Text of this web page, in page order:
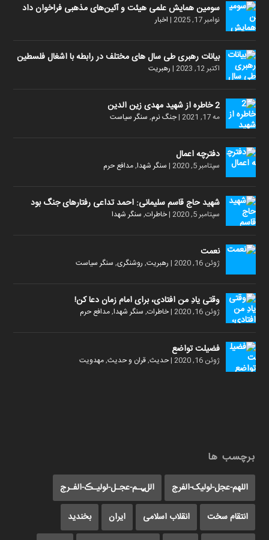
سومین همایش علمی هیئت و آئین‌های مذهبی فراخوان داد
نوامبر 17, 2025 | اخبار
بیانات رهبری طی سال های مختلف در رابطه با اشغال فلسطین
اکتبر 12, 2023 | رهبریت
2 خاطره از شهید مهدی زین الدین
مه 17, 2021 |جنگ نرم, سنگر سیاست
دفترچه اعمال
سپتامبر 5, 2020 | سنگر شهدا,مدافع حرم
شهید حاج قاسم سلیمانی: احمد تداعی رفتارهای جنگ بود
سپتامبر 5, 2020 |خاطرات, سنگر شهدا
نعمت
ژوئن 16, 2020 | رهبریت, روشنگری, سنگر سیاست
وقتی یادِ من افتادی، برای امام زمان دعا کن!
ژوئن 16, 2020 |خاطرات, سنگر شهدا,مدافع حرم
فضیلت تواضع
ژوئن 16, 2020 |حدیث,قران و حدیث,مهدویت
برچسب ها
اللهم-عجل-لولیک-الفرج اللﮩـم-عجـل-لولیـڪ-الفـرج
انتقام سخت انقلاب اسلامی ایران بخندید